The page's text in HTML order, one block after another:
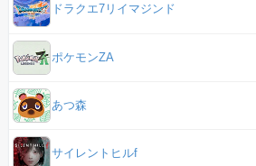
ドラクエ7リイマジンド
ポケモンZA
あつ森
サイレントヒルf